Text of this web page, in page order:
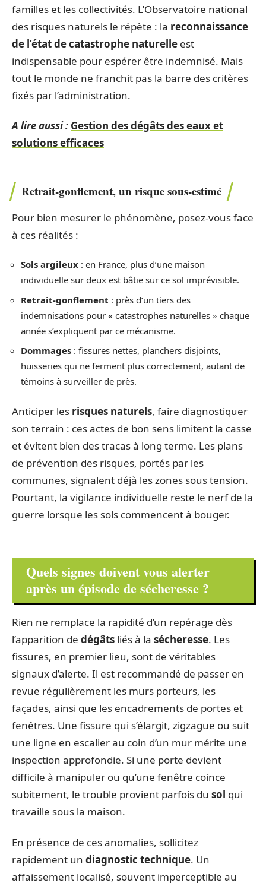
familles et les collectivités. L’Observatoire national
des risques naturels le répète : la reconnaissance
de l’état de catastrophe naturelle est
indispensable pour espérer être indemnisé. Mais
tout le monde ne franchit pas la barre des critères
fixés par l’administration.
A lire aussi : Gestion des dégâts des eaux et
solutions efficaces
Retrait-gonflement, un risque sous-estimé
Pour bien mesurer le phénomène, posez-vous face
à ces réalités :
Sols argileux : en France, plus d’une maison
individuelle sur deux est bâtie sur ce sol imprévisible.
Retrait-gonflement : près d’un tiers des
indemnisations pour « catastrophes naturelles » chaque
année s’expliquent par ce mécanisme.
Dommages : fissures nettes, planchers disjoints,
huisseries qui ne ferment plus correctement, autant de
témoins à surveiller de près.
Anticiper les risques naturels, faire diagnostiquer
son terrain : ces actes de bon sens limitent la casse
et évitent bien des tracas à long terme. Les plans
de prévention des risques, portés par les
communes, signalent déjà les zones sous tension.
Pourtant, la vigilance individuelle reste le nerf de la
guerre lorsque les sols commencent à bouger.
Quels signes doivent vous alerter
après un épisode de sécheresse ?
Rien ne remplace la rapidité d’un repérage dès
l’apparition de dégâts liés à la sécheresse. Les
fissures, en premier lieu, sont de véritables
signaux d’alerte. Il est recommandé de passer en
revue régulièrement les murs porteurs, les
façades, ainsi que les encadrements de portes et
fenêtres. Une fissure qui s’élargit, zigzague ou suit
une ligne en escalier au coin d’un mur mérite une
inspection approfondie. Si une porte devient
difficile à manipuler ou qu’une fenêtre coince
subitement, le trouble provient parfois du sol qui
travaille sous la maison.
En présence de ces anomalies, sollicitez
rapidement un diagnostic technique. Un
affaissement localisé, souvent imperceptible au